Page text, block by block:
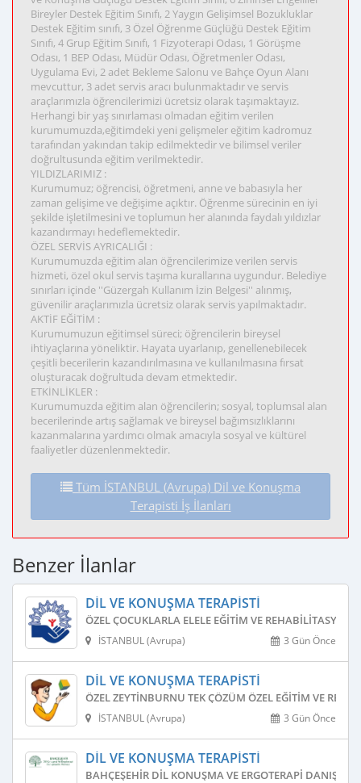
Bireyler Destek Eğitim Sınıfı, 2 Yaygın Gelişimsel Bozukluklar
Destek Eğitim sınıfı, 3 Özel Öğrenme Güçlüğü Destek Eğitim
Sınıfı, 4 Grup Eğitim Sınıfı, 1 Fizyoterapi Odası, 1 Görüşme
Odası, 1 BEP Odası, Müdür Odası, Öğretmenler Odası,
Uygulama Evi, 2 adet Bekleme Salonu ve Bahçe Oyun Alanı
mevcuttur, 3 adet servis aracı bulunmaktadır ve servis
araçlarımızla öğrencilerimizi ücretsiz olarak taşımaktayız.
Herhangi bir yaş sınırlaması olmadan eğitim verilen
kurumumuzda,eğitimdeki yeni gelişmeler eğitim kadromuz
tarafından yakından takip edilmektedir ve bilimsel veriler
doğrultusunda eğitim verilmektedir.
YILDIZLARIMIZ :
Kurumumuz; öğrencisi, öğretmeni, anne ve babasıyla her
zaman gelişime ve değişime açıktır. Öğrenme sürecinin en iyi
şekilde işletilmesini ve toplumun her alanında faydalı yıldızlar
kazandırmayı hedeflemektedir.
ÖZEL SERVİS AYRICALIĞI :
Kurumumuzda eğitim alan öğrencilerimize verilen servis
hizmeti, özel okul servis taşıma kurallarına uygundur. Belediye
sınırları içinde ''Güzergah Kullanım İzin Belgesi'' alınmış,
güvenilir araçlarımızla ücretsiz olarak servis yapılmaktadır.
AKTİF EĞİTİM :
Kurumumuzun eğitimsel süreci; öğrencilerin bireysel
ihtiyaçlarına yöneliktir. Hayata uyarlanıp, genellenebilecek
çeşitli becerilerin kazandırılmasına ve kullanılmasına fırsat
oluşturacak doğrultuda devam etmektedir.
ETKİNLİKLER :
Kurumumuzda eğitim alan öğrencilerin; sosyal, toplumsal alan
becerilerinde artış sağlamak ve bireysel bağımsızlıklarını
kazanmalarına yardımcı olmak amacıyla sosyal ve kültürel
faaliyetler düzenlenmektedir.
Tüm İSTANBUL (Avrupa) Dil ve Konuşma
Terapisti İş İlanları
Benzer İlanlar
DIL VE KONUŞMA TERAPISTI
ÖZEL ÇOCUKLARLA ELELE EĞITIM VE REHABILITASYON
3 Gün Önce
İSTANBUL (Avrupa)
DIL VE KONUŞMA TERAPISTI
ÖZEL ZEYTINBURNU TEK ÇÖZÜM ÖZEL EĞITIM VE
3 Gün Önce
İSTANBUL (Avrupa)
DIL VE KONUŞMA TERAPISTI
BAHÇEŞEHIR DIL KONUŞMA VE ERGOTERAPI